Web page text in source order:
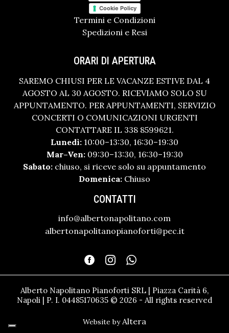
Cookie Policy
Termini e Condizioni
Spedizioni e Resi
ORARI DI APERTURA
SAREMO CHIUSI PER LE VACANZE ESTIVE DAL 4
AGOSTO AL 30 AGOSTO. RICEVIAMO SOLO SU
APPUNTAMENTO. PER APPUNTAMENTI, SERVIZIO
CONCERTI O COMUNICAZIONI URGENTI
CONTATTARE IL 338 8599621.
Lunedì: 10:00–13:30, 16:30–19:30
Mar–Ven:09:30–13:30, 16:30–19:30
Sabato: chiuso, si riceve solo su appuntamento
Domenica: Chiuso
CONTATTI
info@albertonapolitano.com
albertonapolitanopianoforti@pec.it
Alberto Napolitano Pianoforti SRL | Piazza Carità 6,
Napoli | P. I. 04485170635 © 2026 - All rights reserved
Website byAltera